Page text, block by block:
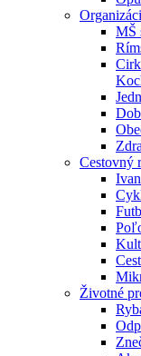
MŠ
Cestovný
Životné